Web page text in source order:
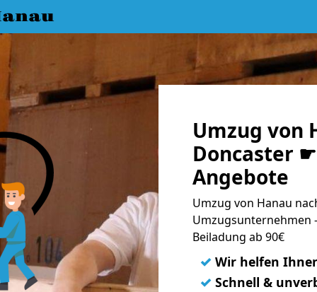
Umzug von
Doncaster
Angebote
Umzug von Hanau
Umzugsunternehmen
Beiladung ab 90€
✓ Wir helfen
✓ Schnell &